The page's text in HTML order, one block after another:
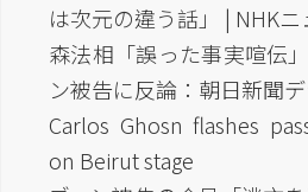
は次元の違う話」 | NHKニ
森法相「誤った事実喧伝
ン被告に反論：朝日新聞
Carlos Ghosn flashes
on Beirut stage